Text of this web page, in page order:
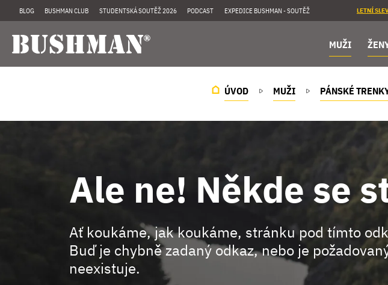
BLOG BUSHMAN CLUB STUDENTSKÁ SOUTĚŽ 2026 PODCAST EXPEDICE BUSHMAN - SOUTĚŽ LETNÍ
MUŽI
ÚVOD MUŽI PÁNSKÉ
Ale ne! Někde se
Ať koukáme, jak koukáme, stránku pod tímto
Buď je chybně zadaný odkaz, nebo je
neexistuje.